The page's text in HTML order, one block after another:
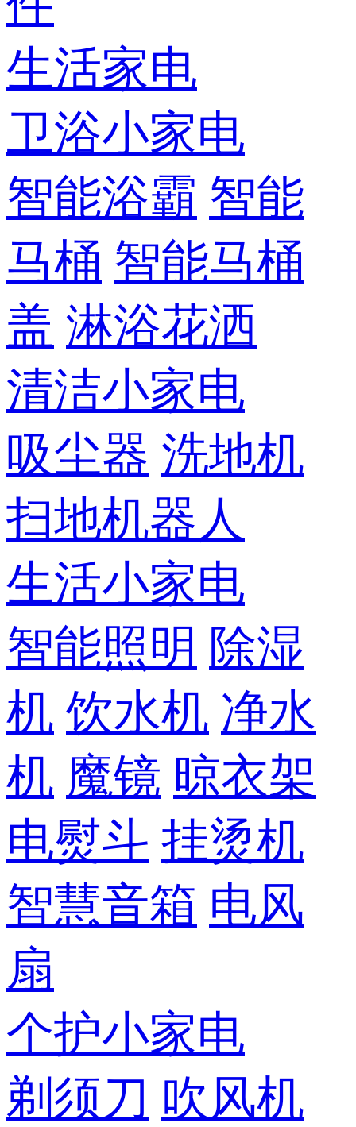
生活家电
卫浴小家电
智能浴霸 智能
马桶 智能马桶
盖 淋浴花洒
清洁小家电
吸尘器 洗地机
扫地机器人
生活小家电
智能照明 除湿
机 饮水机 净水
机 魔镜 晾衣架
电熨斗 挂烫机
智慧音箱 电风
扇
个护小家电
剃须刀 吹风机